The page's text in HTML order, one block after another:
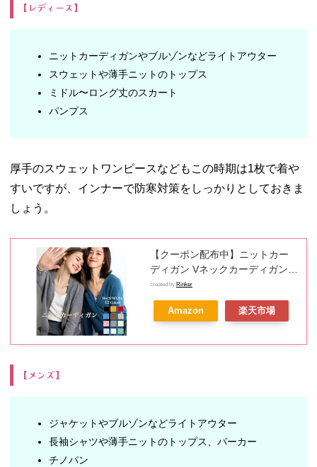
【レディース】
ニットカーディガンやブルゾンなどライトアウター
スウェットや薄手ニットのトップス
ミドル〜ロング丈のスカート
パンプス
厚手のスウェットワンピースなどもこの時期は1枚で着や
すいですが、インナーで防寒対策をしっかりとしておきま
しょう。
【クーポン配布中】ニットカー
ディガン Vネックカーディガン
セーター トップス レディース 秋
冬 秋冬 シンプル ベーシック 長
袖 Vネック ウォッシャブル 選べ
通勤 通学 オフィス 冷房対策
created by Rinker
Amazon 楽天市場
【メンズ】
ジャケットやブルゾンなどライトアウター
長袖シャツや薄手ニットのトップス、パーカー
チノパン